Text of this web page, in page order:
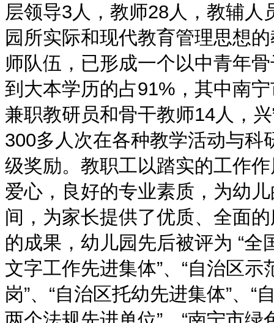
层领导3人，教师28人，教辅
园所实际和现代教育管理思想
师队伍，已形成一个以中青年
到大本学历的占91%，其中南
兼职教研员和骨干教师14人，
300多人次在各种教学活动与
级奖励。教职工以踏实的工作
爱心，良好的专业素质，为幼
间，为家长提供了优质、全面
的成果，幼儿园先后被评为 “全
文字工作先进集体”、“自治区
岗”、“自治区托幼先进集体”、“